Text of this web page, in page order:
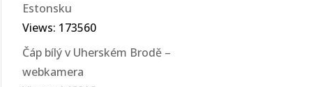
Estonsku
Views: 173560
Čáp bílý v Uherském Brodě –
webkamera